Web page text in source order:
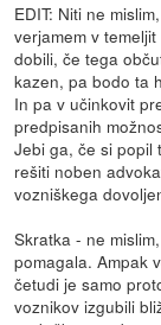
EDIT: Niti ne
verjamem v
dobili, če tega
kazen, pa bodo ta
In pa v učinkovit
predpisanih
Jebi ga, če si popil
rešiti noben
vozniškega
Skratka - ne
pomagala. Ampak
četudi je samo
voznikov izgubili